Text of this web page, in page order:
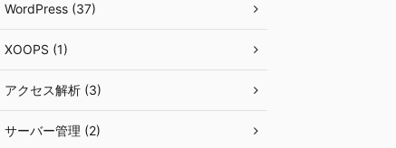
WordPress (37)
XOOPS (1)
アクセス解析 (3)
サーバー管理 (2)